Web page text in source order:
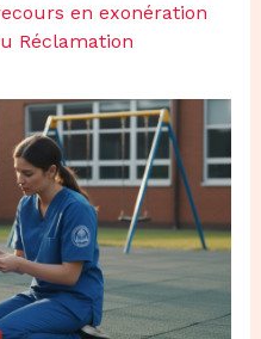
en exonération
Réclamation